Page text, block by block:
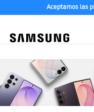
Aceptamos las